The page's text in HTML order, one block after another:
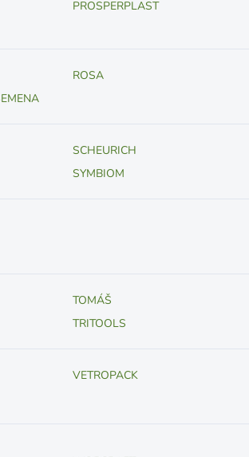
PROSPERPLAST
ROSA
SCHEURICH
SYMBIOM
TOMÁŠ
TRITOOLS
VETROPACK